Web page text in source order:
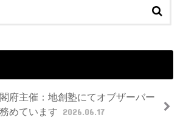
府主催：地創塾にてオブザーバー
めています 2026.06.17